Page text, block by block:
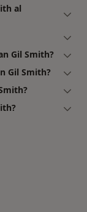
al
Gil Smith?
Gil Smith?